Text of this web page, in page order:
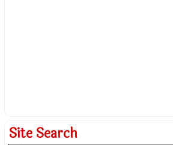
Site Search